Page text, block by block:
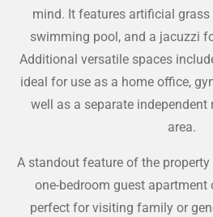
mind. It features artificial
swimming pool, and a jacuzzi
Additional versatile spaces
ideal for use as a home office,
well as a separate
area.
A standout feature of the
one-bedroom guest apartment
perfect for visiting family or